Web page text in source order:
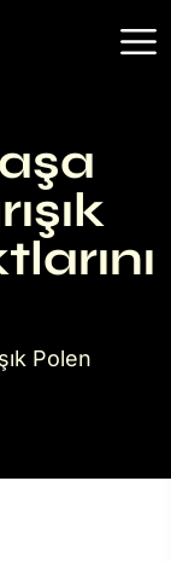
Polen